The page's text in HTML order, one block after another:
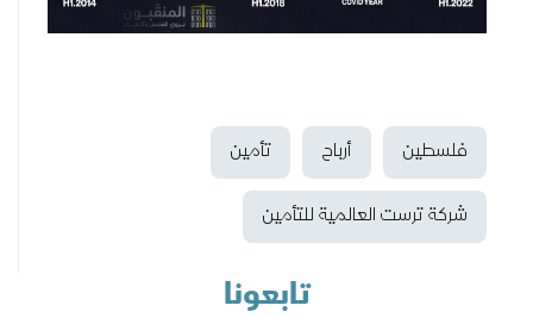
فلسطين أرباح تأمين
شركة ترست العالمية للتأمين
تابعونا